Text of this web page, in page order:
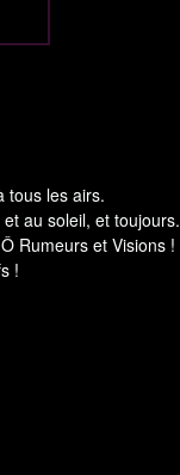
tous les airs.
au soleil, et toujours.
Rumeurs et Visions !
!